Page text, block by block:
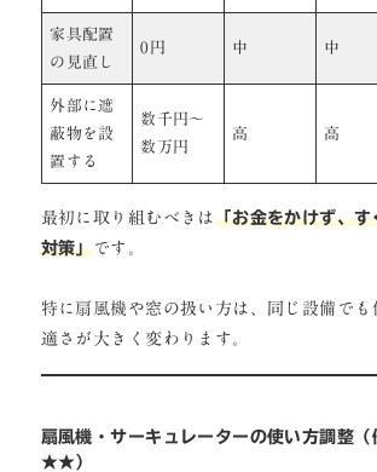
家具配置
の見直し
0円 中 中
外部に遮
蔽物を設
置する
数千円～
数万円
高 高
最初に取り組むべきは 「お金をかけず、す
対策」です。
特に扇風機や窓の扱い方は、同じ設備でも
適さが大きく変わります。
扇風機・サーキュレーターの使い方調
★★）